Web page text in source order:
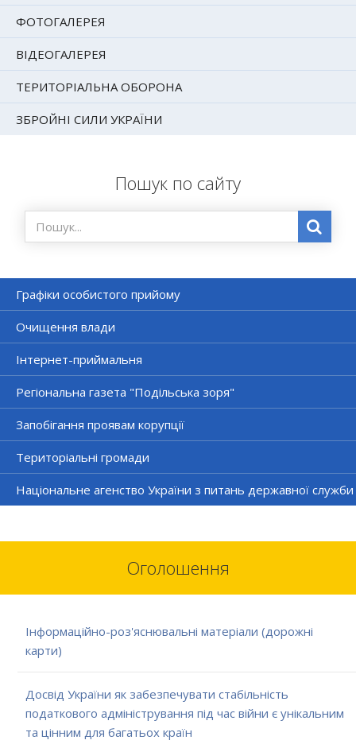
ФОТОГАЛЕРЕЯ
ВІДЕОГАЛЕРЕЯ
ТЕРИТОРІАЛЬНА ОБОРОНА
ЗБРОЙНІ СИЛИ УКРАЇНИ
Пошук по сайту
Графіки особистого прийому
Очищення влади
Інтернет-приймальня
Регіональна газета "Подільська зоря"
Запобігання проявам корупції
Територіальні громади
Національне агенство України з питань державної служби
Оголошення
Інформаційно-роз'яснювальні матеріали (дорожні
карти)
Досвід України як забезпечувати стабільність
податкового адміністрування під час війни є унікальним
та цінним для багатьох країн